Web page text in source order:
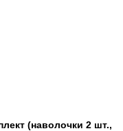
(наволочки 2 шт.,